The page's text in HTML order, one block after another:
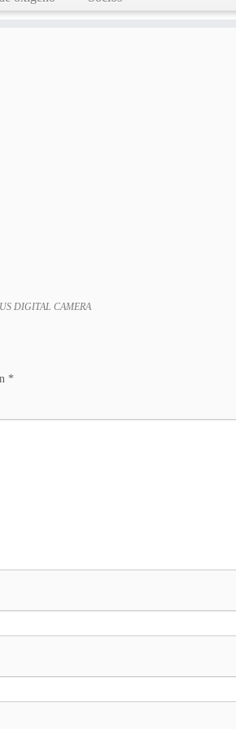
DIGITAL CAMERA
*